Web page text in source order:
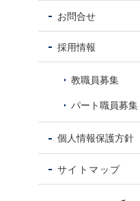
お問合せ
採用情報
教職員募集
パート職員募集
個人情報保護方針
サイトマップ